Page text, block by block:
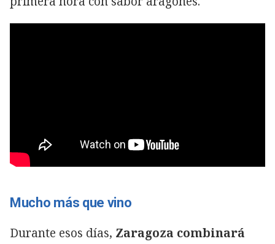
Mucho más que vino
Durante esos días, Zaragoza combinará